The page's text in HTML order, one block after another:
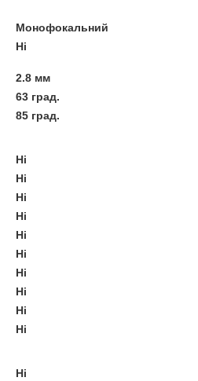
Монофокальний
Ні
2.8 мм
63 град.
85 град.
Ні
Ні
Ні
Ні
Ні
Ні
Ні
Ні
Ні
Ні
Ні